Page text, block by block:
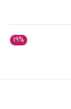
19%